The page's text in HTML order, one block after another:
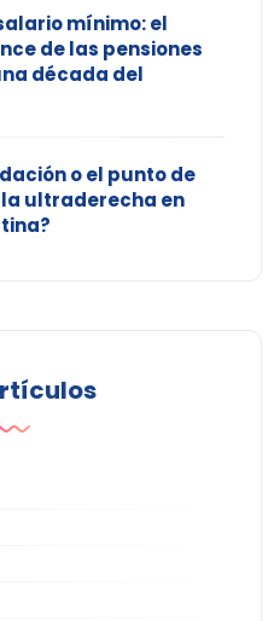
mínimo: el
de las pensiones
década del
o el punto de
ultraderecha en